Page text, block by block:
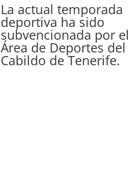
La actual temporada
deportiva ha sido
subvencionada por el
Área de Deportes del
Cabildo de Tenerife.